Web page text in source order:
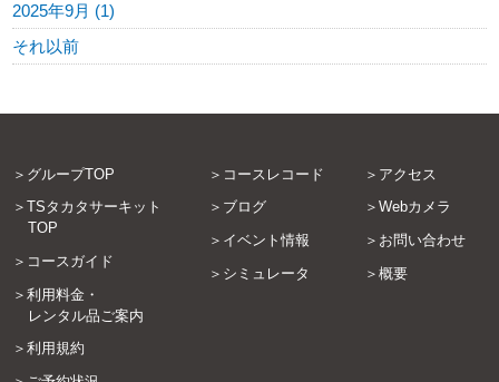
2025年9月 (1)
それ以前
グループTOP
TSタカタサーキット
TOP
コースガイド
利用料金・
レンタル品ご案内
利用規約
コースレコード
ブログ
イベント情報
シミュレータ
アクセス
Webカメラ
お問い合わせ
概要